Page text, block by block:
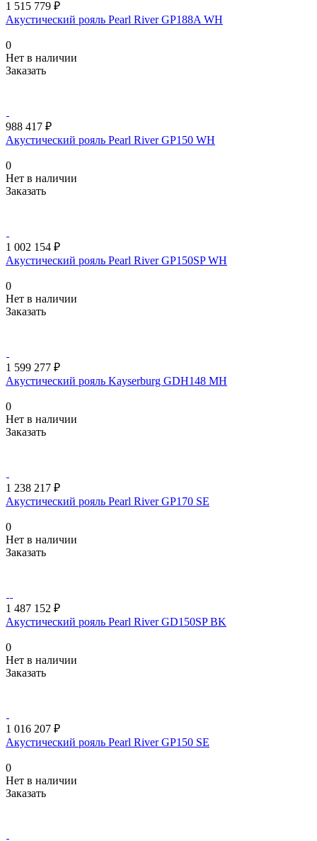
1 515 779 ₽
Акустический рояль Pearl River GP188A WH
0
Нет в наличии
Заказать
988 417 ₽
Акустический рояль Pearl River GP150 WH
0
Нет в наличии
Заказать
1 002 154 ₽
Акустический рояль Pearl River GP150SP WH
0
Нет в наличии
Заказать
1 599 277 ₽
Акустический рояль Kayserburg GDH148 MH
0
Нет в наличии
Заказать
1 238 217 ₽
Акустический рояль Pearl River GP170 SE
0
Нет в наличии
Заказать
1 487 152 ₽
Акустический рояль Pearl River GD150SP BK
0
Нет в наличии
Заказать
1 016 207 ₽
Акустический рояль Pearl River GP150 SE
0
Нет в наличии
Заказать